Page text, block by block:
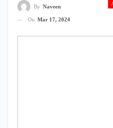
By Naveen
On Mar 17, 2024